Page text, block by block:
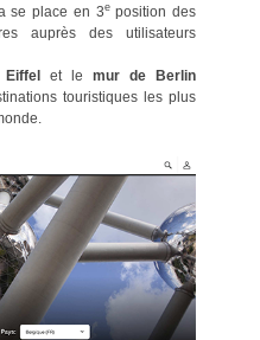
se place en 3eposition des
auprès des utilisateurs
et le mur de Berlin
touristiques les plus